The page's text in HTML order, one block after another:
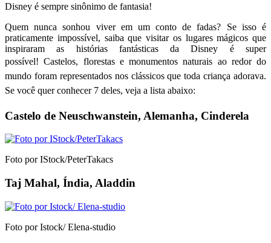
Disney é sempre sinônimo de fantasia!
Quem nunca sonhou viver em um conto de fadas? Se isso é
praticamente impossível, saiba que visitar os lugares mágicos que
inspiraram as histórias fantásticas da Disney é super
possível!Castelos, florestas e monumentos naturais ao redor do
mundo foram representados nos clássicos que toda criança adorava.
Se você quer conhecer 7 deles, veja a lista abaixo:
Castelo de Neuschwanstein, Alemanha, Cinderela
Foto por IStock/PeterTakacs
Taj Mahal, Índia, Aladdin
Foto por Istock/ Elena-studio